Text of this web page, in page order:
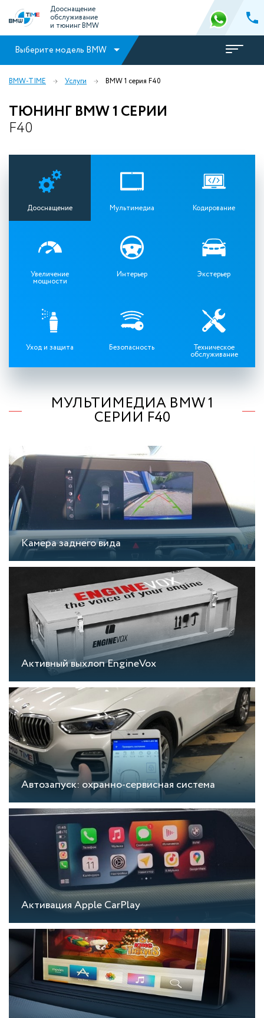
Дооснащение
обслуживание
и тюнинг BMW
Выберите модель BMW
BMW-TIME Услуги BMW 1 серия F40
ТЮНИНГ BMW 1 СЕРИИ
F40
Дооснащение Мультимедиа Кодирование
Увеличение
мощности
Интерьер Экстерьер
Уход и защита Безопасность Техническое
обслуживание
МУЛЬТИМЕДИА BMW 1
СЕРИИ F40
Камера заднего вида
Активный выхлоп EngineVox
Автозапуск: охранно-сервисная система
Активация Apple CarPlay